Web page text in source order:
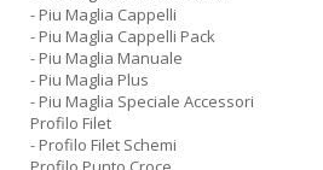
- Piu Maglia Cappelli
- Piu Maglia Cappelli Pack
- Piu Maglia Manuale
- Piu Maglia Plus
- Piu Maglia Speciale Accessori
Profilo Filet
- Profilo Filet Schemi